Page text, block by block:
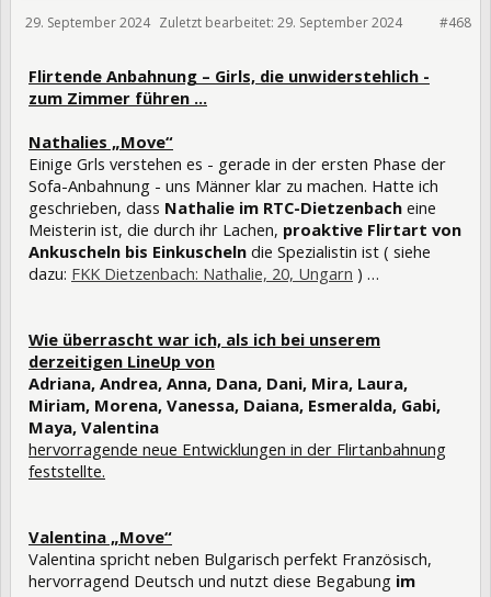
#468
29. September 2024 Zuletzt bearbeitet: 29. September 2024
Flirtende Anbahnung – Girls, die unwiderstehlich -
zum Zimmer führen …
Nathalies „Move“
Einige Grls verstehen es - gerade in der ersten Phase der
Sofa-Anbahnung - uns Männer klar zu machen. Hatte ich
geschrieben, dass Nathalie im RTC-Dietzenbach eine
Meisterin ist, die durch ihr Lachen, proaktive Flirtart von
Ankuscheln bis Einkuscheln die Spezialistin ist ( siehe
dazu: FKK Dietzenbach: Nathalie, 20, Ungarn ) …
Wie überrascht war ich, als ich bei unserem
derzeitigen LineUp von
Adriana, Andrea, Anna, Dana, Dani, Mira, Laura,
Miriam, Morena, Vanessa, Daiana, Esmeralda, Gabi,
Maya, Valentina
hervorragende neue Entwicklungen in der Flirtanbahnung
feststellte.
Valentina „Move“
Valentina spricht neben Bulgarisch perfekt Französisch,
hervorragend Deutsch und nutzt diese Begabung im